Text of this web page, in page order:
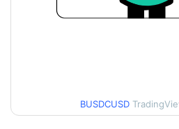
30g Düşük/30g Yüksek
BUSDCUSD